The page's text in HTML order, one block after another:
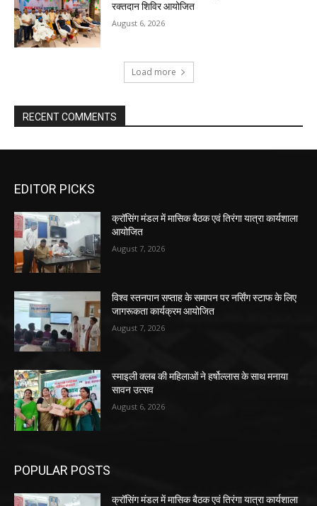
रक्तदान शिविर आयोजित
August 6, 2026
Load more
RECENT COMMENTS
EDITOR PICKS
क्रॉसिंग मंडल में मासिक बैठक एवं तिरंगा यात्रा कार्यशाला
आयोजित
August 7, 2026
विश्व स्तनपान सप्ताह के समापन पर नर्सिंग स्टाफ के लिए
जागरूकता कार्यक्रम आयोजित
August 7, 2026
स्माइली क्लब की महिलाओं ने हर्षोल्लास के साथ मनाया
सावन उत्सव
August 6, 2026
POPULAR POSTS
क्रॉसिंग मंडल में मासिक बैठक एवं तिरंगा यात्रा कार्यशाला